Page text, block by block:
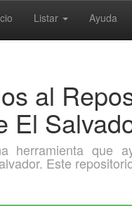
Listar Ayuda
al
El
herramienta que
Este